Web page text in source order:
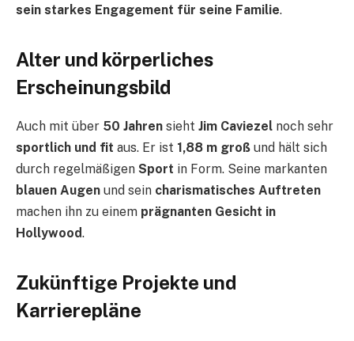
sein starkes Engagement für seine Familie.
Alter und körperliches
Erscheinungsbild
Auch mit über 50 Jahren sieht Jim Caviezel noch sehr
sportlich und fit aus. Er ist 1,88 m groß und hält sich
durch regelmäßigen Sport in Form. Seine markanten
blauen Augen und sein charismatisches Auftreten
machen ihn zu einem prägnanten Gesicht in
Hollywood.
Zukünftige Projekte und
Karrierepläne